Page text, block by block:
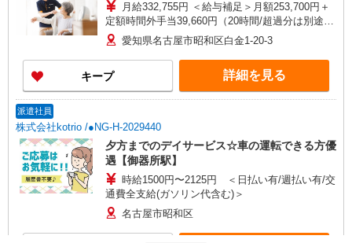
月給332,755円 ＜給与補足＞月額253,700円＋
定額時間外手当39,660円（20時間/超過分は別途支
給）＋夜勤5回分（39,395円）含む。※夜勤1回あ
たり7,879円（深夜割増＋夜勤手当）
愛知県名古屋市昭和区白金1-20-3
キープ 詳細を見る
派遣社員
株式会社kotrio /●NG-H-2029440
夕方までのデイサービス☆車の運転できる方優
遇【御器所駅】
時給1500円〜2125円 ＜日払い有/週払い有/交
通費全支給(ガソリン代含む)＞
名古屋市昭和区